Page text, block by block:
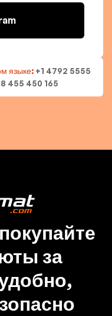
языке: +1 4792 5555
455 450 165
за